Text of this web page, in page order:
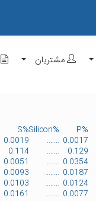
مشتریان
%P
%Silicon
%S
0.0017
…….
0.0019
0.129
…….
0.114
0.0354
…….
0.0051
0.0187
……..
0.0093
0.0124
……..
0.0103
0.0077
……..
0.0161